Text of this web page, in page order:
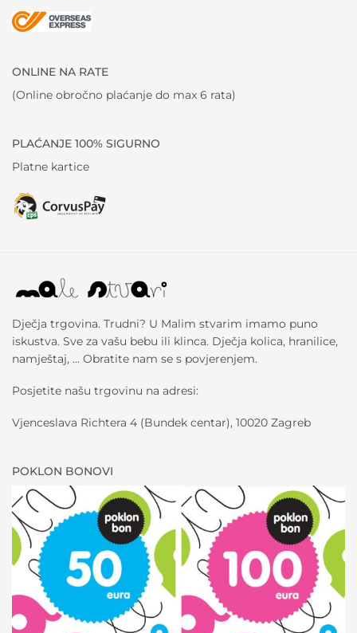
ONLINE NA RATE
(Online obročno plaćanje do max 6 rata)
PLAĆANJE 100% SIGURNO
Platne kartice
Dječja trgovina. Trudni? U Malim stvarim imamo puno
iskustva. Sve za vašu bebu ili klinca. Dječja kolica, hranilice,
namještaj, … Obratite nam se s povjerenjem.
Posjetite našu trgovinu na adresi:
Vjenceslava Richtera 4 (Bundek centar), 10020 Zagreb
POKLON BONOVI